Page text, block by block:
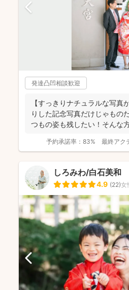
発達凸凹相談歓迎
【すっきりナチュラルな写真
りした記念写真だけじゃもの
つもの姿も残したい！そんな
予約承諾率： 83% 最終アク
しろみわ/白石美和
4.9 (22)女